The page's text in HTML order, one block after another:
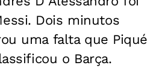
Dois minutos
uma falta que Piqué
o Barça.